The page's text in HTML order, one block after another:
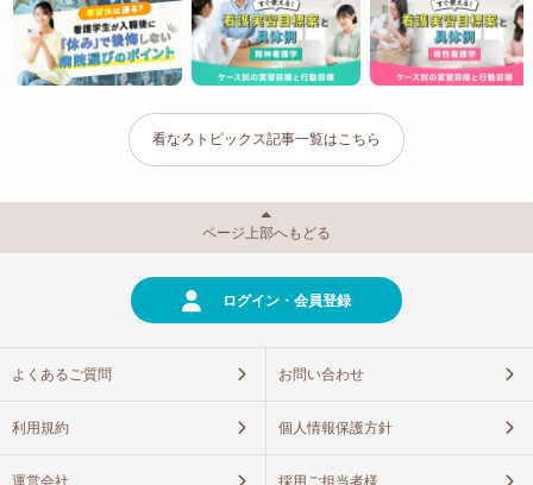
看なろトピックス記事一覧はこちら
ページ上部へもどる
ログイン・会員登録
よくあるご質問 お問い合わせ
利用規約 個人情報保護方針